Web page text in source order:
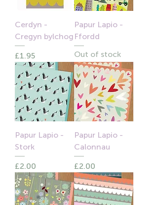
Cerdyn -
Cregyn bylchog
Price
£1.95
Papur Lapio -
Ffordd
Out of stock
Papur Lapio -
Stork
Price
£2.00
Papur Lapio -
Calonnau
Price
£2.00